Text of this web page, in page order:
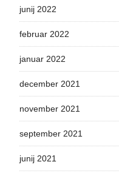
junij 2022
februar 2022
januar 2022
december 2021
november 2021
september 2021
junij 2021